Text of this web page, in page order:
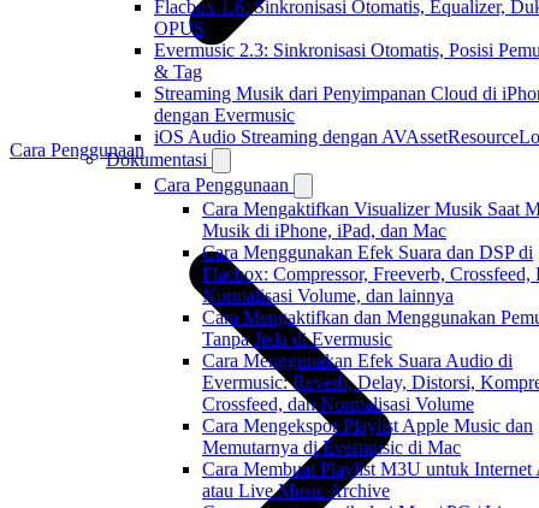
Flacbox 1.6: Sinkronisasi Otomatis, Equalizer,
OPUS
Evermusic 2.3: Sinkronisasi Otomatis, Posisi
& Tag
Streaming Musik dari Penyimpanan Cloud di
dengan Evermusic
iOS Audio Streaming dengan
Dokumentasi
Cara Penggunaan
Cara Mengaktifkan Visualizer Musik Saat
Musik di iPhone, iPad, dan Mac
Cara Menggunakan Efek Suara dan DSP di
Flacbox: Compressor, Freeverb, Crossfeed,
Normalisasi Volume, dan lainnya
Cara Mengaktifkan dan Menggunakan
Tanpa Jeda di Evermusic
Cara Menggunakan Efek Suara Audio di
Evermusic: Reverb, Delay, Distorsi,
Crossfeed, dan Normalisasi Volume
Cara Mengekspor Playlist Apple Music dan
Memutarnya di Evermusic di Mac
Cara Membuat Playlist M3U untuk Internet
atau Live Music Archive
Cara Penggunaan